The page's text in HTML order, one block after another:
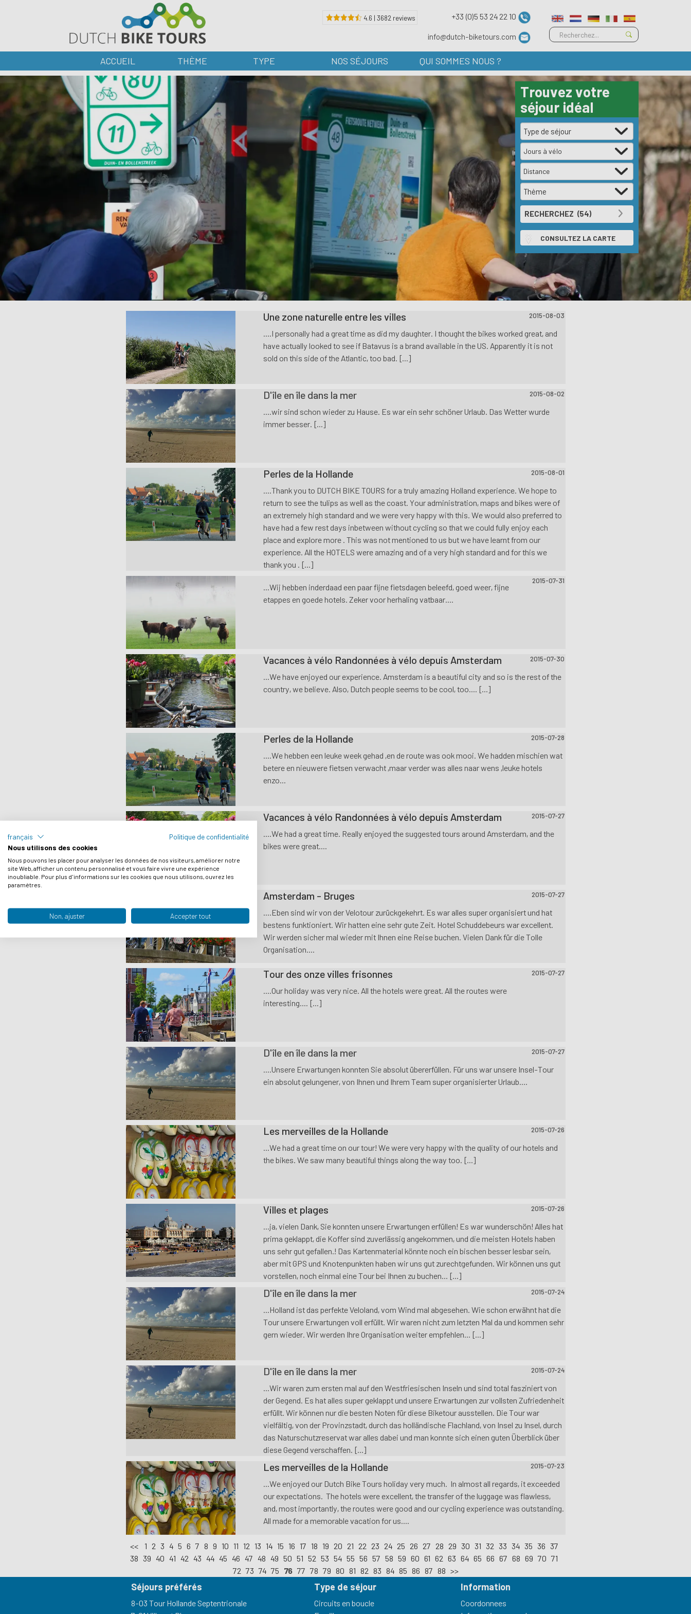
4.6 | 3682 reviews +33 (0)5 53 24 22 10
info@dutch-biketours.com
ACCUEIL THÈME TYPE NOS SÉJOURS QUI SOMMES NOUS ?
Trouvez votre
séjour idéal
Jours à vélo
Distance
CONSULTEZ LA CARTE
Une zone naturelle entre les villes 2015-08-03
....I personally had a great time as did my daughter. I thought the bikes worked great, and
have actually looked to see if Batavus is a brand available in the US. Apparently it is not
sold on this side of the Atlantic, too bad. [...]
D'île en île dans la mer 2015-08-02
....wir sind schon wieder zu Hause. Es war ein sehr schöner Urlaub. Das Wetter wurde
immer besser. [...]
Perles de la Hollande 2015-08-01
....Thank you to DUTCH BIKE TOURS for a truly amazing Holland experience. We hope to
return to see the tulips as well as the coast. Your administration, maps and bikes were of
an extremely high standard and we were very happy with this. We would also preferred to
have had a few rest days inbetween without cycling so that we could fully enjoy each
place and explore more . This was not mentioned to us but we have learnt from our
experience. All the HOTELS were amazing and of a very high standard and for this we
thank you . [...]
2015-07-31
...Wij hebben inderdaad een paar fijne fietsdagen beleefd, goed weer, fijne
etappes en goede hotels. Zeker voor herhaling vatbaar....
Vacances à vélo Randonnées à vélo depuis Amsterdam 2015-07-30
...We have enjoyed our experience. Amsterdam is a beautiful city and so is the rest of the
country, we believe. Also, Dutch people seems to be cool, too.... [...]
Perles de la Hollande 2015-07-28
....We hebben een leuke week gehad ,en de route was ook mooi. We hadden mischien wat
betere en nieuwere fietsen verwacht ,maar verder was alles naar wens ,leuke hotels
enzo...
Vacances à vélo Randonnées à vélo depuis Amsterdam 2015-07-27
....We had a great time. Really enjoyed the suggested tours around Amsterdam, and the
bikes were great....
Amsterdam - Bruges 2015-07-27
....Eben sind wir von der Velotour zurückgekehrt. Es war alles super organisiert und hat
bestens funktioniert. Wir hatten eine sehr gute Zeit. Hotel Schuddebeurs war excellent.
Wir werden sicher mal wieder mit Ihnen eine Reise buchen. Vielen Dank für die Tolle
Organisation....
Tour des onze villes frisonnes 2015-07-27
....Our holiday was very nice. All the hotels were great. All the routes were
interesting.... [...]
D'île en île dans la mer 2015-07-27
....Unsere Erwartungen konnten Sie absolut übererfüllen. Für uns war unsere Insel-Tour
ein absolut gelungener, von Ihnen und Ihrem Team super organisierter Urlaub....
Les merveilles de la Hollande 2015-07-26
...We had a great time on our tour! We were very happy with the quality of our hotels and
the bikes. We saw many beautiful things along the way too. [...]
Villes et plages 2015-07-26
...ja, vielen Dank, Sie konnten unsere Erwartungen erfüllen! Es war wunderschön! Alles hat
prima geklappt, die Koffer sind zuverlässig angekommen, und die meisten Hotels haben
uns sehr gut gefallen.! Das Kartenmaterial könnte noch ein bischen besser lesbar sein,
aber mit GPS und Knotenpunkten haben wir uns gut zurechtgefunden. Wir können uns gut
vorstellen, noch einmal eine Tour bei Ihnen zu buchen... [...]
D'île en île dans la mer 2015-07-24
...Holland ist das perfekte Veloland, vom Wind mal abgesehen. Wie schon erwähnt hat die
Tour unsere Erwartungen voll erfüllt. Wir waren nicht zum letzten Mal da und kommen sehr
gern wieder. Wir werden Ihre Organisation weiter empfehlen... [...]
D'île en île dans la mer 2015-07-24
...Wir waren zum ersten mal auf den Westfriesischen Inseln und sind total fasziniert von
der Gegend. Es hat alles super geklappt und unsere Erwartungen zur vollsten Zufriedenheit
erfüllt. Wir können nur die besten Noten für diese Biketour ausstellen. Die Tour war
vielfältig, von der Provinzstadt, durch das holländische Flachland, von Insel zu Insel, durch
das Naturschutzreservat war alles dabei und man konnte sich einen guten Überblick über
diese Gegend verschaffen. [...]
Les merveilles de la Hollande 2015-07-23
...We enjoyed our Dutch Bike Tours holiday very much. In almost all regards, it exceeded
our expectations. The hotels were excellent, the transfer of the luggage was flawless,
and, most importantly, the routes were good and our cycling experience was outstanding.
All made for a memorable vacation for us....
<< 1 2 3 4 5 6 7 8 9 10 11 12 13 14 15 16 17 18 19 20 21 22 23 24 25 26 27 28 29 30 31 32 33 34 35 36 37
38 39 40 41 42 43 44 45 46 47 48 49 50 51 52 53 54 55 56 57 58 59 60 61 62 63 64 65 66 67 68 69 70 71
72 73 74 75 76 77 78 79 80 81 82 83 84 85 86 87 88 >>
Séjours préférés
8-03 Tour Hollande Septentrionale
Type de séjour
Circuits en boucle
Information
Coordonnees
français
Politique de confidentialité
Nous utilisons des cookies
Nous pouvons les placer pour analyser les données de nos visiteurs, améliorer notre
site Web, afficher un contenu personnalisé et vous faire vivre une expérience
inoubliable. Pour plus d'informations sur les cookies que nous utilisons, ouvrez les
paramètres.
Non, ajuster Accepter tout